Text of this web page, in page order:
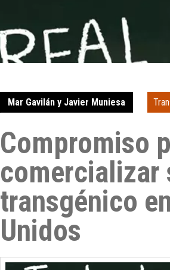
Mar Gavilán y Javier Muniesa
Compromiso
comercializar
transgénico
Unidos